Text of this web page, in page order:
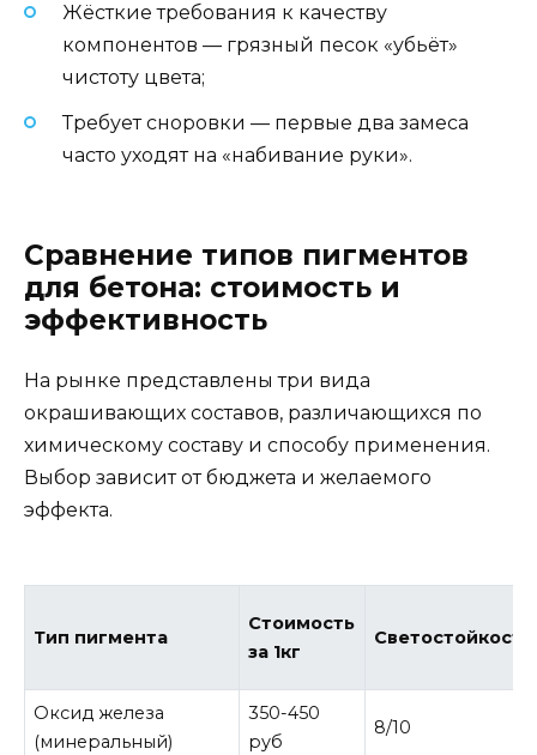
Жёсткие требования к качеству
компонентов — грязный песок «убьёт»
чистоту цвета;
Требует сноровки — первые два замеса
часто уходят на «набивание руки».
Сравнение типов пигментов
для бетона: стоимость и
эффективность
На рынке представлены три вида
окрашивающих составов, различающихся по
химическому составу и способу применения.
Выбор зависит от бюджета и желаемого
эффекта.
Тип пигмента
Стоимость
за 1кг
Светостойкость
Оксид железа
(минеральный)
350-450
руб
8/10